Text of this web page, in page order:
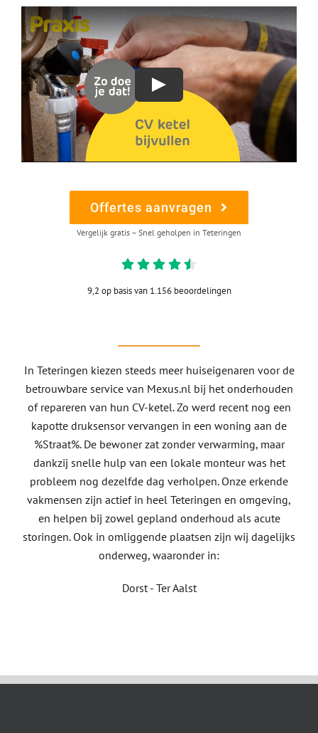
Offertes aanvragen
Vergelijk gratis – Snel geholpen in Teteringen
9,2 op basis van 1.156 beoordelingen
In Teteringen kiezen steeds meer huiseigenaren voor de
betrouwbare service van Mexus.nl bij het onderhouden
of repareren van hun CV-ketel. Zo werd recent nog een
kapotte druksensor vervangen in een woning aan de
%Straat%. De bewoner zat zonder verwarming, maar
dankzij snelle hulp van een lokale monteur was het
probleem nog dezelfde dag verholpen. Onze erkende
vakmensen zijn actief in heel Teteringen en omgeving,
en helpen bij zowel gepland onderhoud als acute
storingen. Ook in omliggende plaatsen zijn wij dagelijks
onderweg, waaronder in:
Dorst - Ter Aalst